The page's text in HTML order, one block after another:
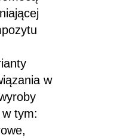
w
tym: